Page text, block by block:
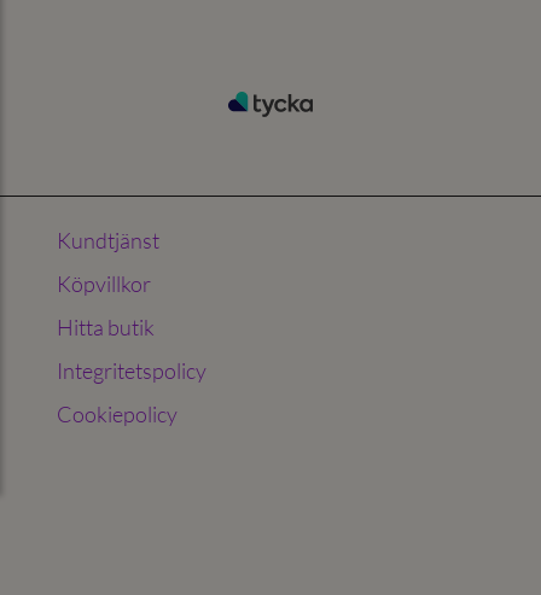
Kundtjänst
Köpvillkor
Hitta butik
Integritetspolicy
Cookiepolicy